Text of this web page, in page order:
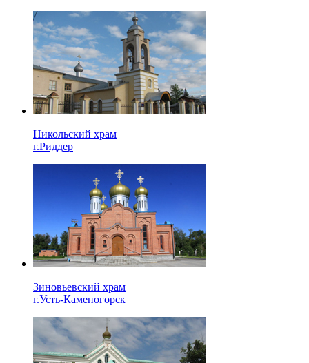
Никольский храм
г.Риддер
Зиновьевский храм
г.Усть-Каменогорск